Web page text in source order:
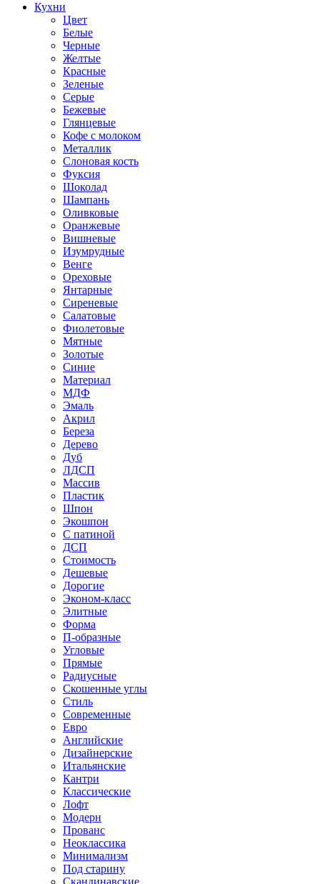
Кухни
Цвет
Белые
Черные
Желтые
Красные
Зеленые
Серые
Бежевые
Глянцевые
Кофе с молоком
Металлик
Слоновая кость
Фуксия
Шоколад
Шампань
Оливковые
Оранжевые
Вишневые
Изумрудные
Венге
Ореховые
Янтарные
Сиреневые
Салатовые
Фиолетовые
Мятные
Золотые
Синие
Материал
МДФ
Эмаль
Акрил
Береза
Дерево
Дуб
ЛДСП
Массив
Пластик
Шпон
Экошпон
С патиной
ДСП
Стоимость
Дешевые
Дорогие
Эконом-класс
Элитные
Форма
П-образные
Угловые
Прямые
Радиусные
Скошенные углы
Стиль
Современные
Евро
Английские
Дизайнерские
Итальянские
Кантри
Классические
Лофт
Модерн
Прованс
Неоклассика
Минимализм
Под старину
Скандинавские